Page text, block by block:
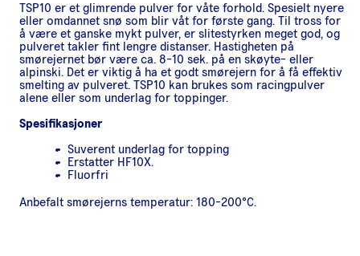
TSP10 er et glimrende pulver for våte forhold. Spesielt nyere
eller omdannet snø som blir våt for første gang. Til tross for
å være et ganske mykt pulver, er slitestyrken meget god, og
pulveret takler fint lengre distanser. Hastigheten på
smørejernet bør være ca. 8-10 sek. på en skøyte- eller
alpinski. Det er viktig å ha et godt smørejern for å få effektiv
smelting av pulveret. TSP10 kan brukes som racingpulver
alene eller som underlag for toppinger.
Spesifikasjoner
Suverent underlag for topping
Erstatter HF10X.
Fluorfri
Anbefalt smørejerns temperatur: 180-200°C.